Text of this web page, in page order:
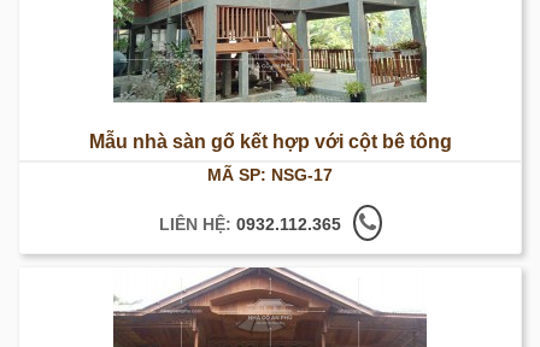
Mẫu nhà sàn gố kết hợp với cột bê tông
MÃ SP: NSG-17
LIÊN HỆ: 0932.112.365